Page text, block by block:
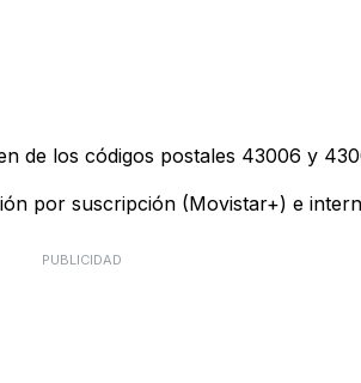
de los códigos postales 43006 y
por suscripción (Movistar+) e
PUBLICIDAD